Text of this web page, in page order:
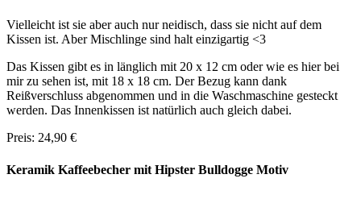
Vielleicht ist sie aber auch nur neidisch, dass sie nicht auf dem
Kissen ist. Aber Mischlinge sind halt einzigartig <3
Das Kissen gibt es in länglich mit 20 x 12 cm oder wie es hier bei
mir zu sehen ist, mit 18 x 18 cm. Der Bezug kann dank
Reißverschluss abgenommen und in die Waschmaschine gesteckt
werden. Das Innenkissen ist natürlich auch gleich dabei.
Preis: 24,90 €
Keramik Kaffeebecher mit Hipster Bulldogge Motiv